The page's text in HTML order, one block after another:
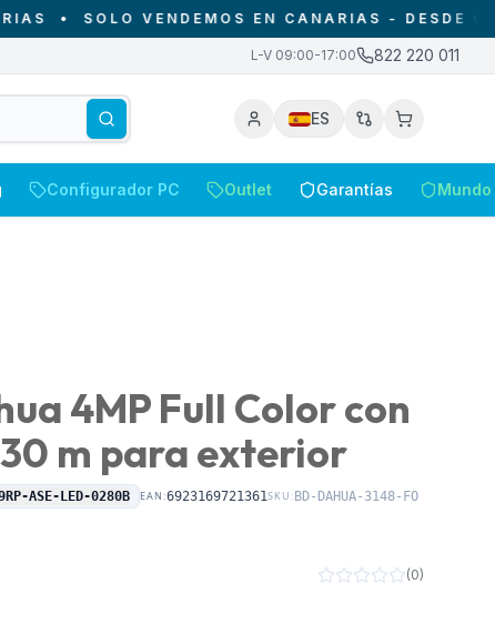
SOLO VENDEMOS EN CANARIAS - DESDE
L-V 09:00-17:00 822 220 011
ES
Configurador PC Outlet Garantías
4MP Full Color con
m para exterior
ASE-LED-0280B EAN:6923169721361SKU: BD-DAHUA-3148-FO
(0)